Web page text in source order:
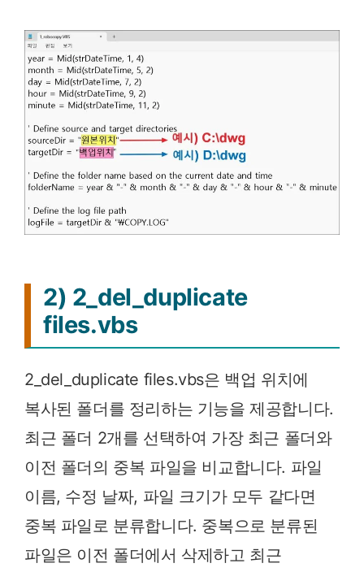
2) 2_del_duplicate
files.vbs
2_del_duplicate files.vbs은 백업 위치에
복사된 폴더를 정리하는 기능을 제공합니다.
최근 폴더 2개를 선택하여 가장 최근 폴더와
이전 폴더의 중복 파일을 비교합니다. 파일
이름, 수정 날짜, 파일 크기가 모두 같다면
중복 파일로 분류합니다. 중복으로 분류된
파일은 이전 폴더에서 삭제하고 최근